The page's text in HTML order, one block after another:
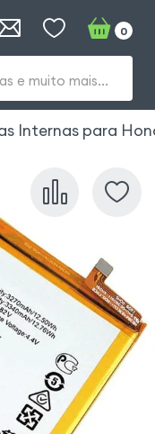
e muito mais...
0
Internas para